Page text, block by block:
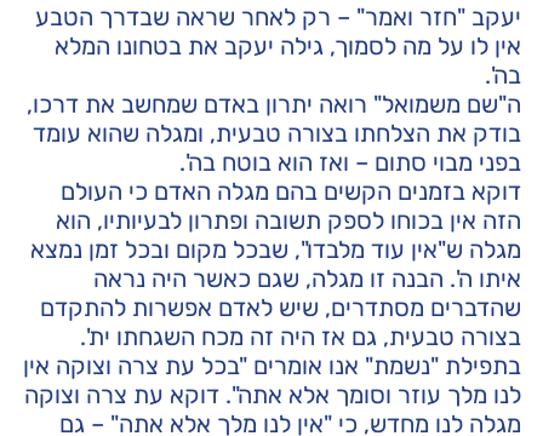
יעקב "חזר ואמר" – רק לאחר שראה שבדרך הטבע
אין לו על מה לסמוך, גילה יעקב את בטחונו המלא
בה'.
ה"שם משמואל" רואה יתרון באדם שמחשב את דרכו,
בודק את הצלחתו בצורה טבעית, ומגלה שהוא עומד
בפני מבוי סתום – ואז הוא בוטח בה'.
דוקא בזמנים הקשים בהם מגלה האדם כי העולם
הזה אין בכוחו לספק תשובה ופתרון לבעיותיו, הוא
מגלה ש"אין עוד מלבדו", שבכל מקום ובכל זמן נמצא
איתו ה'. הבנה זו מגלה, שגם כאשר היה נראה
שהדברים מסתדרים, שיש לאדם אפשרות להתקדם
בצורה טבעית, גם אז היה זה מכח השגחתו ית'.
בתפילת "נשמת" אנו אומרים "בכל עת צרה וצוקה אין
לנו מלך עוזר וסומך אלא אתה". דוקא עת צרה וצוקה
מגלה לנו מחדש, כי "אין לנו מלך אלא אתה" – גם